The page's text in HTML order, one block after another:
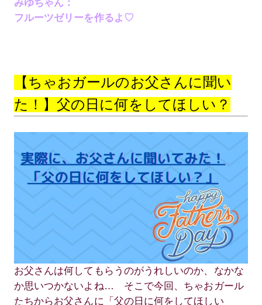
みゆちゃん：
フルーツゼリーを作るよ♡
【ちゃおガールのお父さんに聞い
た！】父の日に何をしてほしい？
お父さんは何してもらうのがうれしいのか、なかな
か思いつかないよね… そこで今回、ちゃおガール
たちからお父さんに「父の日に何をしてほしい